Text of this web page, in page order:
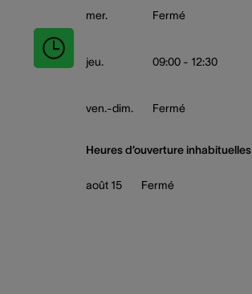
mer. Fermé
jeu. 09:00 - 12:30
ven.-dim. Fermé
Heures d’ouverture inhabituelles
août 15 Fermé